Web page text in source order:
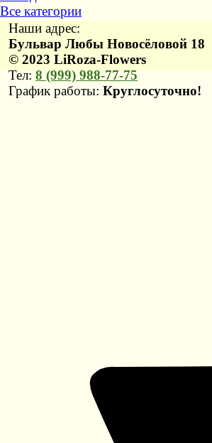
Все категории
Наши адрес:
Бульвар Любы Новосёловой 18
© 2023 LiRoza-Flowers
Тел: 8 (999) 988-77-75
График работы: Круглосуточно!